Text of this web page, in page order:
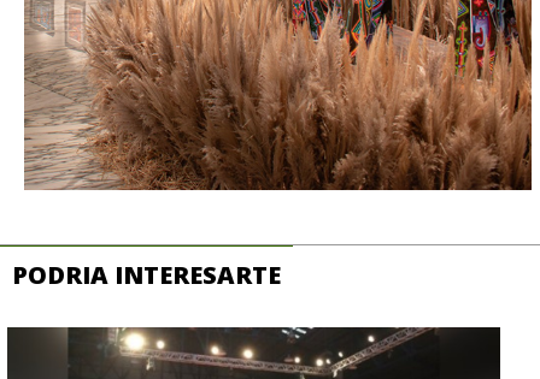
PODRIA INTERESARTE